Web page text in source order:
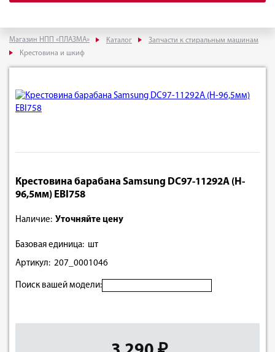
Магазин НПП «ПЛАЗМА» Каталог
Запчасти к стиральным машинам
Крестовина и шкиф
Крестовина барабана Samsung DC97-11292A (H-
96,5мм) EBI758
Наличие: Уточняйте цену
Базовая единица: шт
Артикул: 207_0001046
Поиск вашей модели: